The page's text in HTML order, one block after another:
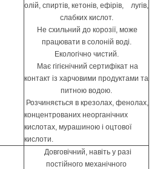
олій, спиртів, кетонів, ефірів, лугів,
слабких кислот.
Не схильний до корозії, може
працювати в солоній воді.
Екологічно чистий.
Має гігієнічний сертифікат на
контакт із харчовими продуктами та
питною водою.
Розчиняється в крезолах, фенолах,
концентрованих неорганічних
кислотах, мурашиною і оцтової
кислоти.
Довговічний, навіть у разі
постійного механічного